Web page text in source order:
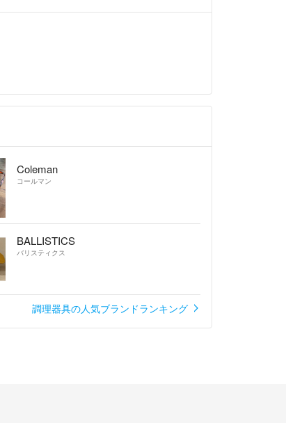
Coleman
コールマン
BALLISTICS
バリスティクス
調理器具の人気ブランドランキング